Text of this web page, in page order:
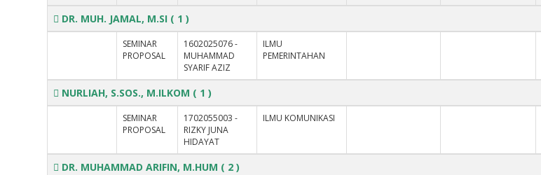
DR. MUH. JAMAL, M.SI ( 1 )
SEMINAR
PROPOSAL
1602025076 -
MUHAMMAD
SYARIF AZIZ
ILMU
PEMERINTAHAN
NURLIAH, S.SOS., M.ILKOM ( 1 )
SEMINAR
PROPOSAL
1702055003 -
RIZKY JUNA
HIDAYAT
ILMU KOMUNIKASI
DR. MUHAMMAD ARIFIN, M.HUM ( 2 )